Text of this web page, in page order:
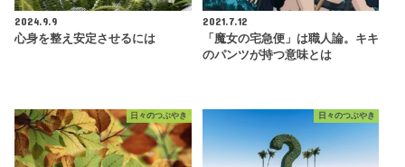
2024.9.9
心身を整え安定させるには
2021.7.12
「魔女の宅急便」は職人論。キキ
のパンツが持つ意味とは
日々のつぶやき 日々のつぶやき